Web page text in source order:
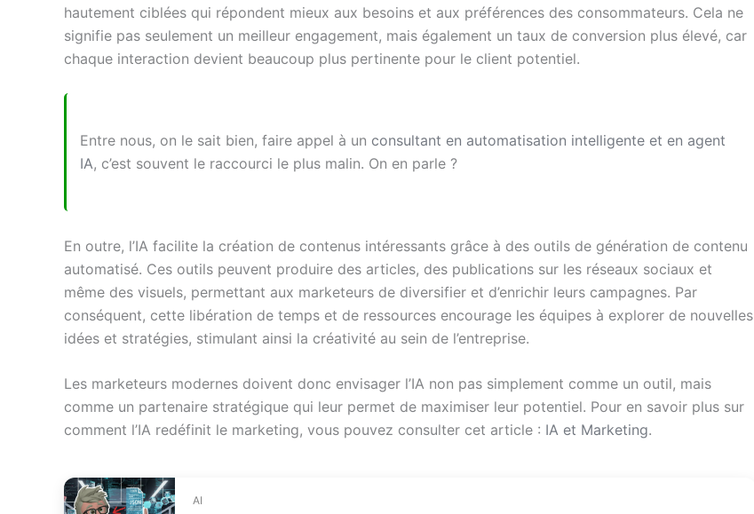
hautement ciblées qui répondent mieux aux besoins et aux préférences des consommateurs. Cela ne
signifie pas seulement un meilleur engagement, mais également un taux de conversion plus élevé, car
chaque interaction devient beaucoup plus pertinente pour le client potentiel.
Entre nous, on le sait bien, faire appel à un consultant en automatisation intelligente et en agent
IA, c’est souvent le raccourci le plus malin. On en parle ?
En outre, l’IA facilite la création de contenus intéressants grâce à des outils de génération de contenu
automatisé. Ces outils peuvent produire des articles, des publications sur les réseaux sociaux et
même des visuels, permettant aux marketeurs de diversifier et d’enrichir leurs campagnes. Par
conséquent, cette libération de temps et de ressources encourage les équipes à explorer de nouvelles
idées et stratégies, stimulant ainsi la créativité au sein de l’entreprise.
Les marketeurs modernes doivent donc envisager l’IA non pas simplement comme un outil, mais
comme un partenaire stratégique qui leur permet de maximiser leur potentiel. Pour en savoir plus sur
comment l’IA redéfinit le marketing, vous pouvez consulter cet article : IA et Marketing.
AI